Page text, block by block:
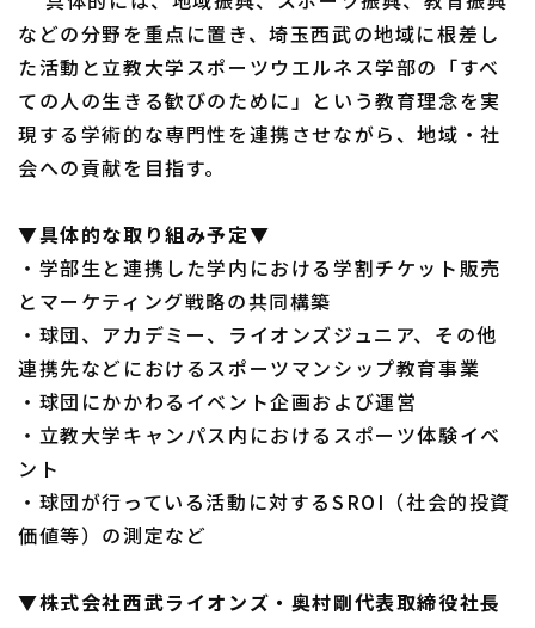
などの分野を重点に置き、埼玉西武の地域に根差し
た活動と立教大学スポーツウエルネス学部の「すべ
ての人の生きる歓びのために」という教育理念を実
現する学術的な専門性を連携させながら、地域・社
会への貢献を目指す。
▼具体的な取り組み予定▼
・学部生と連携した学内における学割チケット販売
とマーケティング戦略の共同構築
・球団、アカデミー、ライオンズジュニア、その他
連携先などにおけるスポーツマンシップ教育事業
・球団にかかわるイベント企画および運営
・立教大学キャンパス内におけるスポーツ体験イベ
ント
・球団が行っている活動に対するSROI（社会的投資
価値等）の測定など
▼株式会社西武ライオンズ・奥村剛代表取締役社長